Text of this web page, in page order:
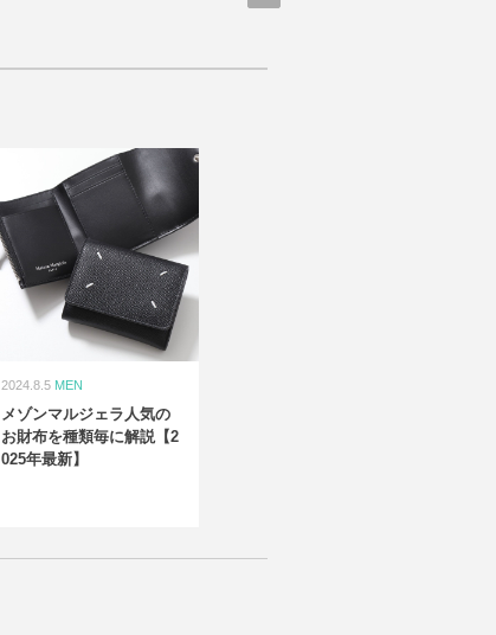
2024.8.5 MEN
メゾンマルジェラ人気の
お財布を種類毎に解説【2
025年最新】